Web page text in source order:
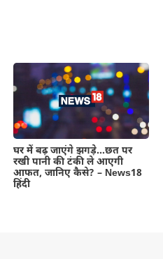
घर में बढ़ जाएंगे झगड़े…छत पर
रखी पानी की टंकी ले आएगी
आफत, जानिए कैसे? – News18
हिंदी